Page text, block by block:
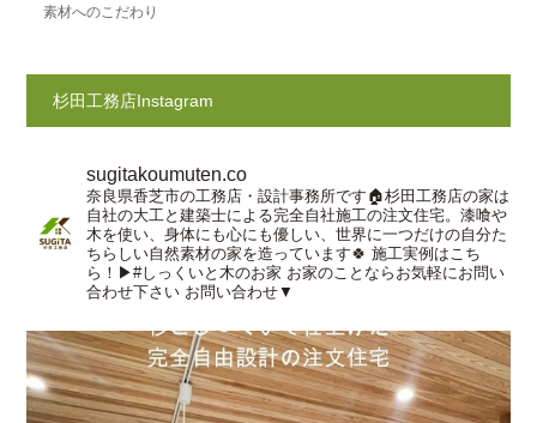
素材へのこだわり
杉田工務店Instagram
sugitakoumuten.co
奈良県香芝市の工務店・設計事務所です🏠杉田工務店の家は
自社の大工と建築士による完全自社施工の注文住宅。漆喰や
木を使い、身体にも心にも優しい、世界に一つだけの自分た
ちらしい自然素材の家を造っています🍀 施工実例はこち
ら！▶︎#しっくいと木のお家 お家のことならお気軽にお問い
合わせ下さい お問い合わせ▼